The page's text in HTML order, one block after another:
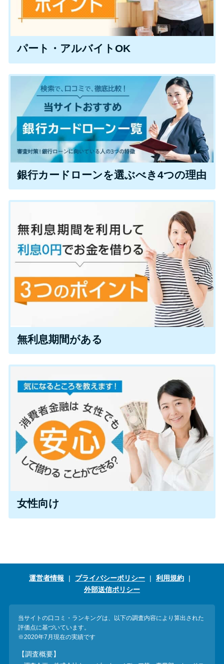
特集ページ一覧
種類や特徴で探す
銀行カードローンを選ぶべき4つ
の理由
無利息期間を利用して利息0円で
お金を借りる3つのポイント
種類・特徴別一覧
その他コラム
今月の家賃払えない…2ヵ月目に
は解決しないと危険な理由と対
処法3つ
家賃払えないが強制退去は避け
たい…市役所に相談より賢い方
法2選
街金とは？絶対審査通る？借金
に悩む人へ街金をおすすめしな
質屋でお金を借りるには？年利
やシステムをカードローンと比
未成年でもお金を借りられる？
学生がお金を借りる方法があ
る？
へのバレにくさや将来への影響
ソフト闇金とは？悪質な手口に
は要注意！
090金融（闇金）からお金を借り
てはいけない理由と借りた場合
の対処法
パート・アルバイトOK
銀行カードローンを選ぶべき4つの理由
無利息期間がある
女性向け
運営者情報 プライバシーポリシー
利用規約
外部送信ポリシー
当サイトの口コミ・ランキングは、以下の調査内容により算出された
評価点に基づいています。
※2020年7月現在の実績です
【調査概要】